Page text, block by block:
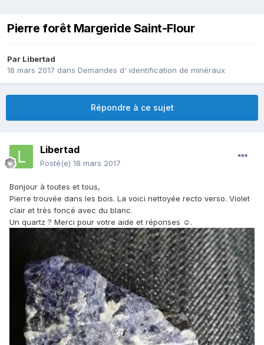
Pierre forêt Margeride Saint-Flour
Par Libertad
18 mars 2017 dans Demandes d' identification de minéraux
Répondre à ce sujet
Libertad
Posté(e) 18 mars 2017
Bonjour à toutes et tous,
Pierre trouvée dans les bois. La voici nettoyée recto verso. Violet
clair et très foncé avec du blanc.
Un quartz ? Merci pour votre aide et réponses ☺.